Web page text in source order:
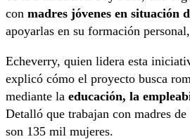
con madres jóvenes en situación
apoyarlas en su formación
Echeverry, quien lidera esta
explicó cómo el proyecto busca
mediante la educación, la
Detalló que trabajan con madres
son 135 mil mujeres.